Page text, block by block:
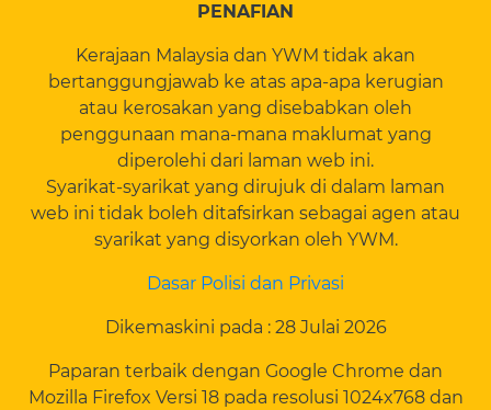
PENAFIAN
Kerajaan Malaysia dan YWM tidak akan
bertanggungjawab ke atas apa-apa kerugian
atau kerosakan yang disebabkan oleh
penggunaan mana-mana maklumat yang
diperolehi dari laman web ini.
Syarikat-syarikat yang dirujuk di dalam laman
web ini tidak boleh ditafsirkan sebagai agen atau
syarikat yang disyorkan oleh YWM.
Dasar Polisi dan Privasi
Dikemaskini pada : 28 Julai 2026
Paparan terbaik dengan Google Chrome dan
Mozilla Firefox Versi 18 pada resolusi 1024x768 dan